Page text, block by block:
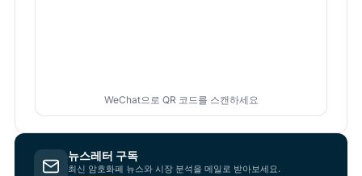
WeChat으로 QR 코드를 스캔하세요
뉴스레터 구독
최신 암호화폐 뉴스와 시장 분석을 메일로 받아보세요.